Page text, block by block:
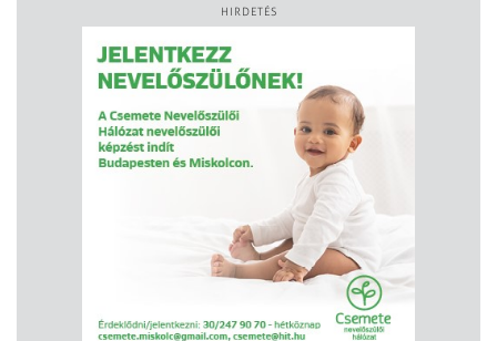
HIRDETÉS